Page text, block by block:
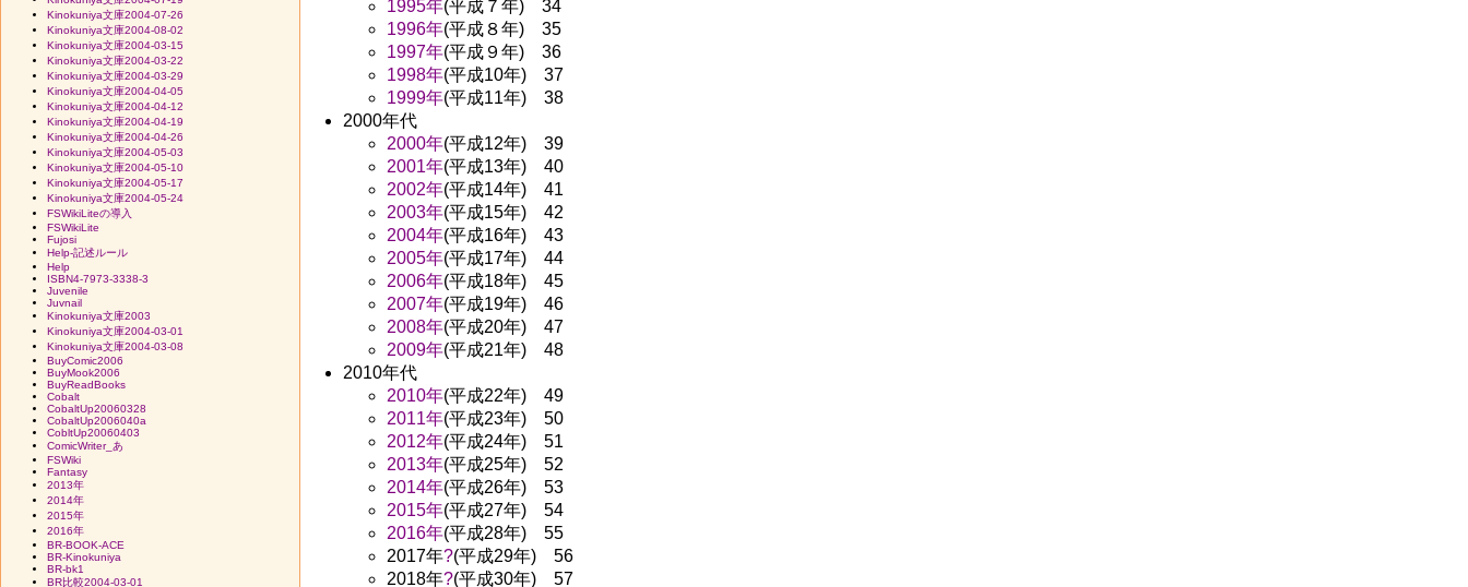
1995年(平成７年) 34
1996年(平成８年) 35
1997年(平成９年) 36
1998年(平成10年) 37
1999年(平成11年) 38
2000年代
2000年(平成12年) 39
2001年(平成13年) 40
2002年(平成14年) 41
2003年(平成15年) 42
2004年(平成16年) 43
2005年(平成17年) 44
2006年(平成18年) 45
2007年(平成19年) 46
2008年(平成20年) 47
2009年(平成21年) 48
2010年代
2010年(平成22年) 49
2011年(平成23年) 50
2012年(平成24年) 51
2013年(平成25年) 52
2014年(平成26年) 53
2015年(平成27年) 54
2016年(平成28年) 55
2017年?(平成29年) 56
2018年?(平成30年) 57
Kinokuniya文庫2004-07-26
Kinokuniya文庫2004-08-02
Kinokuniya文庫2004-03-15
Kinokuniya文庫2004-03-22
Kinokuniya文庫2004-03-29
Kinokuniya文庫2004-04-05
Kinokuniya文庫2004-04-12
Kinokuniya文庫2004-04-19
Kinokuniya文庫2004-04-26
Kinokuniya文庫2004-05-03
Kinokuniya文庫2004-05-10
Kinokuniya文庫2004-05-17
Kinokuniya文庫2004-05-24
FSWikiLiteの導入
FSWikiLite
Fujosi
Help-記述ルール
Help
ISBN4-7973-3338-3
Juvenile
Juvnail
Kinokuniya文庫2003
Kinokuniya文庫2004-03-01
Kinokuniya文庫2004-03-08
BuyComic2006
BuyMook2006
BuyReadBooks
Cobalt
CobaltUp20060328
CobaltUp2006040a
CobltUp20060403
ComicWriter_あ
FSWiki
Fantasy
2013年
2014年
2015年
2016年
BR-BOOK-ACE
BR-Kinokuniya
BR-bk1
BR比較2004-03-01